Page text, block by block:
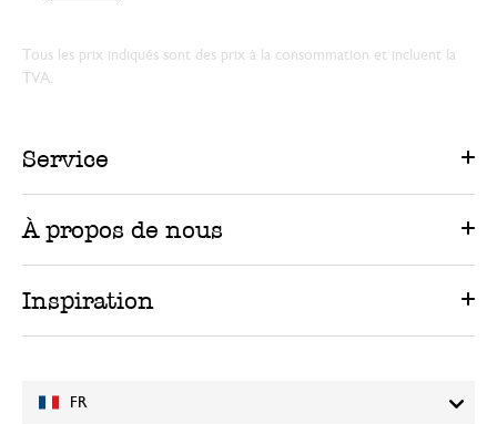
FR
Tous les prix indiqués sont des prix à la consommation et incluent la
TVA.
Service
À propos de nous
Inspiration